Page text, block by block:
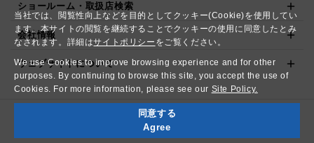
当社では、閲覧性向上などを目的としてクッキー(Cookie)を使用してい
ます。本サイトの閲覧を継続することでクッキーの使用に同意したとみ
なされます。詳細はサイトポリシー をご覧ください。
We use Cookies to improve browsing experience and for other
purposes. By continuing to browse this site, you accept the use of
Cookies. For more information, please see our Site Policy.
同意する
Agree
ショールーム・取扱店検索
会社情報
ウェブサイトについて
Copyright© NICHIBEI CO.,LTD. All Rights Reserved.